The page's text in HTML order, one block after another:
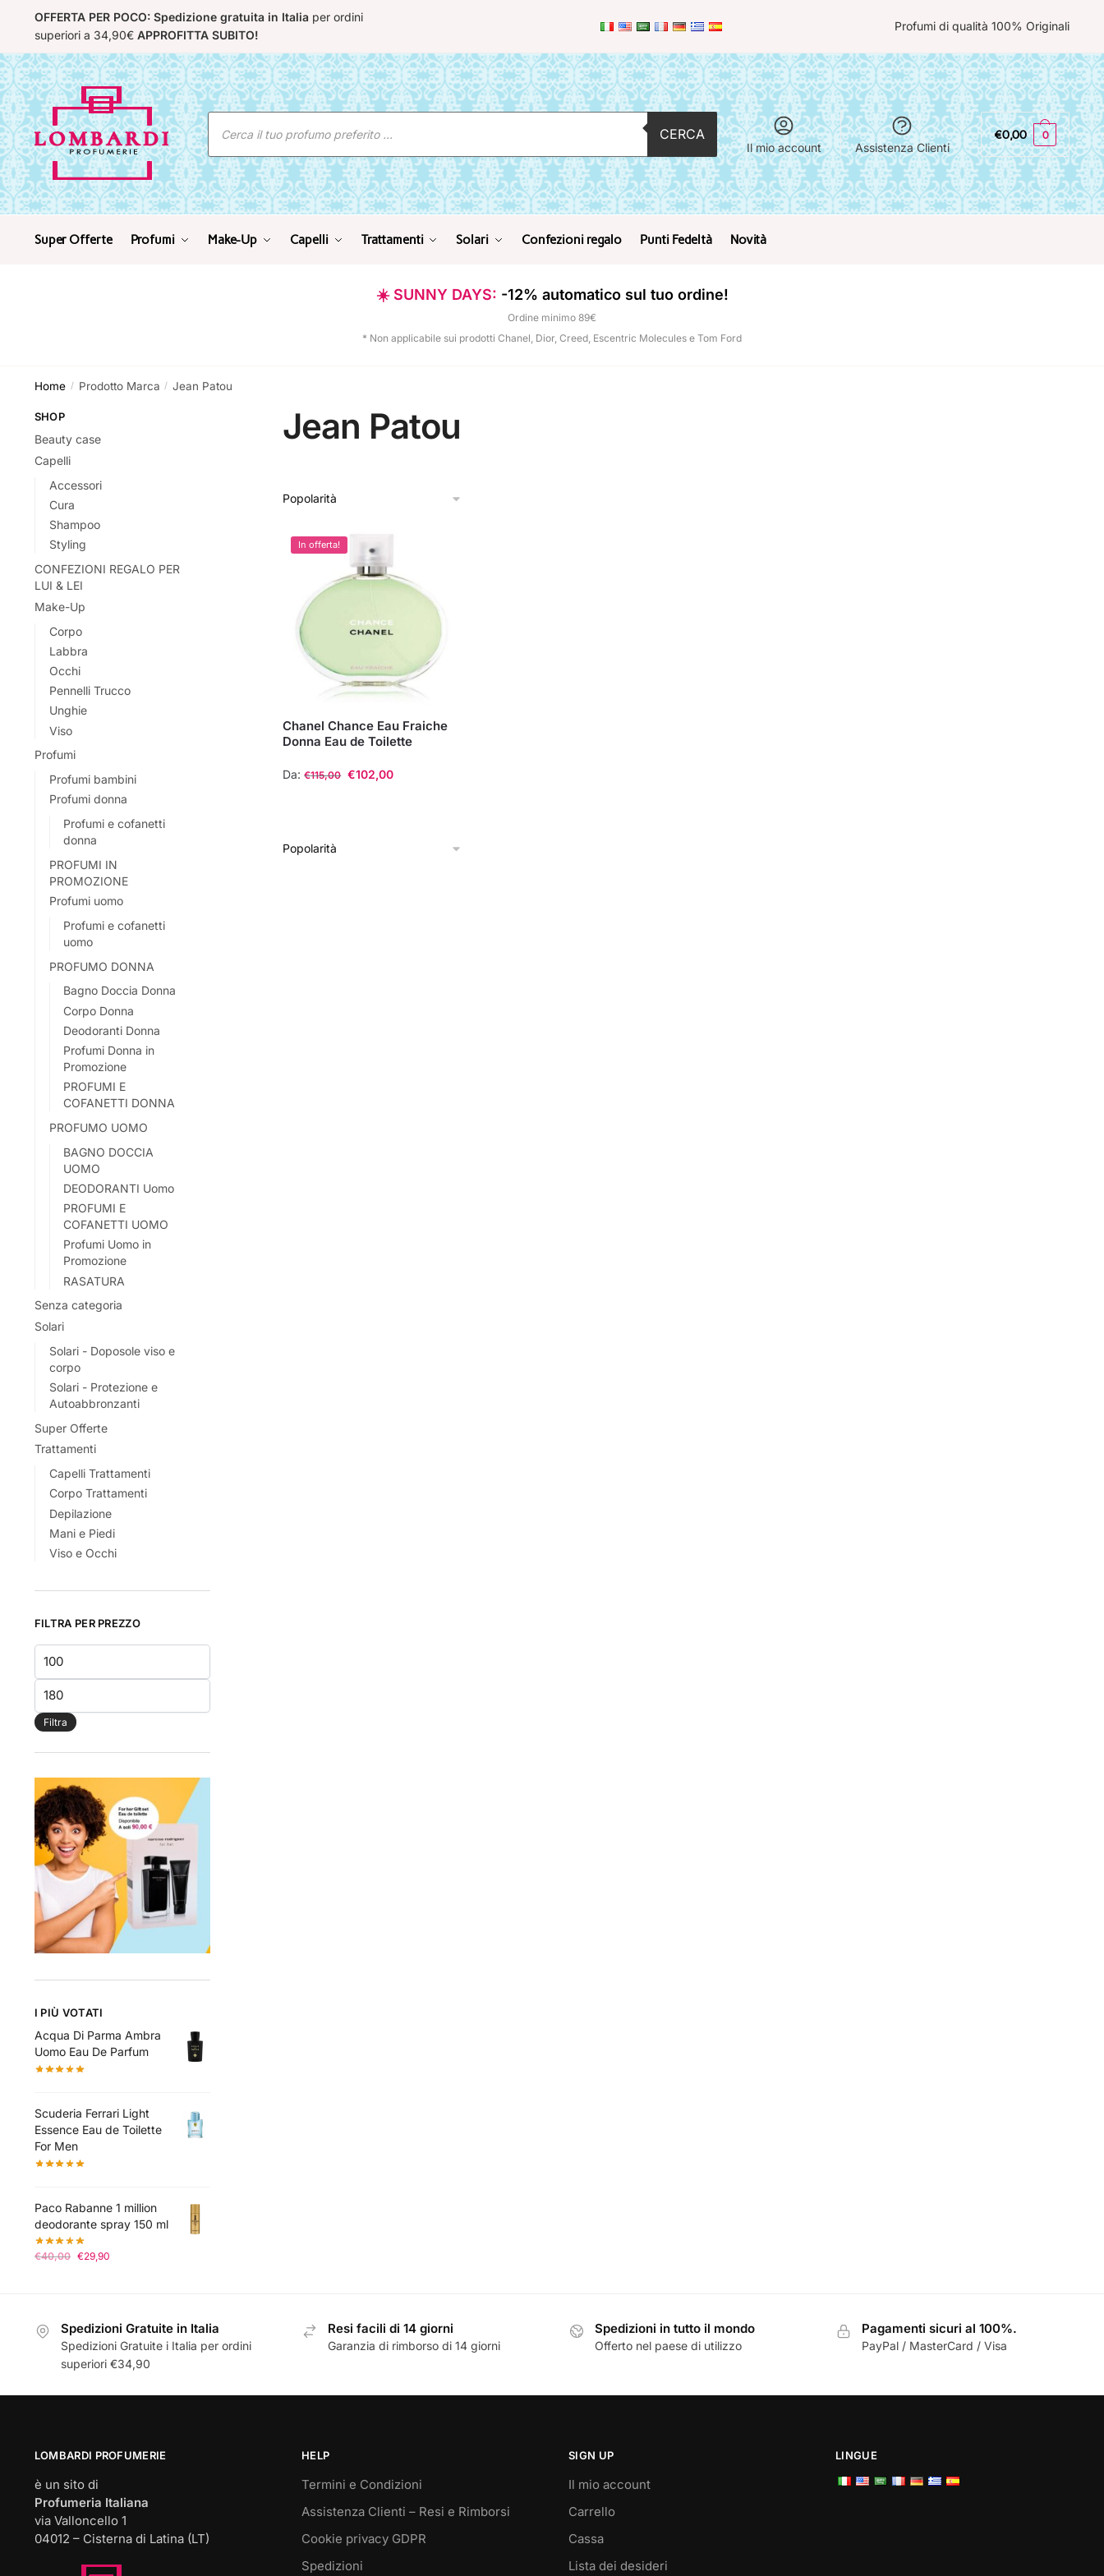
navigation
content
OFFERTA PER POCO: Spedizione gratuita in Italia per ordini
superiori a 34,90€ APPROFITTA SUBITO!
Profumi di qualità 100% Originali
Ricerca
prodotti
CERCA
Il mio account Assistenza Clienti
€0,00 0
Super Offerte Profumi Make-Up Capelli Trattamenti Solari Confezioni regalo Punti Fedeltà Novità
☀️ SUNNY DAYS: -12% automatico sul tuo ordine!
Ordine minimo 89€
* Non applicabile sui prodotti Chanel, Dior, Creed, Escentric Molecules e Tom Ford
Home / Prodotto Marca / Jean Patou
Jean Patou
In offerta!
Chanel Chance Eau Fraiche
Donna Eau de Toilette
Da:€115,00 €102,00
ha
SHOP
Beauty case
Capelli
Accessori
Cura
Shampoo
Styling
CONFEZIONI REGALO PER
LUI & LEI
Make-Up
Corpo
Labbra
Occhi
Pennelli Trucco
Unghie
Viso
Profumi
Profumi bambini
Profumi donna
Profumi e cofanetti
donna
PROFUMI IN
PROMOZIONE
Profumi uomo
Profumi e cofanetti
uomo
PROFUMO DONNA
Bagno Doccia Donna
Corpo Donna
Deodoranti Donna
Profumi Donna in
Promozione
PROFUMI E
COFANETTI DONNA
PROFUMO UOMO
BAGNO DOCCIA
UOMO
DEODORANTI Uomo
PROFUMI E
COFANETTI UOMO
Profumi Uomo in
Promozione
RASATURA
Senza categoria
Solari
Solari - Doposole viso e
corpo
Solari - Protezione e
Autoabbronzanti
Super Offerte
Trattamenti
Capelli Trattamenti
Corpo Trattamenti
Depilazione
Mani e Piedi
Viso e Occhi
FILTRA PER PREZZO
Prezzo
Min
Prezzo
Max
Filtra
I PIÙ VOTATI
Acqua Di Parma Ambra
Uomo Eau De Parfum
Scuderia Ferrari Light
Essence Eau de Toilette
For Men
Paco Rabanne 1 million
deodorante spray 150 ml
€40,00 Il
€40,00.
€29,90Il
€29,90.
Spedizioni Gratuite in Italia
Spedizioni Gratuite i Italia per ordini
superiori €34,90
Resi facili di 14 giorni
Garanzia di rimborso di 14 giorni
Spedizioni in tutto il mondo
Offerto nel paese di utilizzo
Pagamenti sicuri al 100%.
PayPal / MasterCard / Visa
LOMBARDI PROFUMERIE
è un sito di
Profumeria Italiana
via Valloncello 1
04012 – Cisterna di Latina (LT)
HELP
Termini e Condizioni
Assistenza Clienti – Resi e Rimborsi
Cookie privacy GDPR
Spedizioni
SIGN UP
Il mio account
Carrello
Cassa
Lista dei desideri
LINGUE